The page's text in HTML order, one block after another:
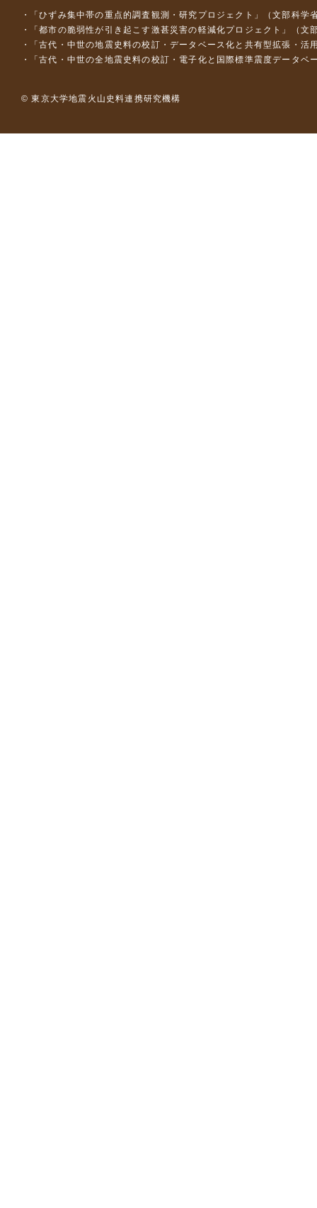
「ひずみ集中帯の重点的調査観測・研究プロジェクト」（文部科
「都市の脆弱性が引き起こす激甚災害の軽減化プロジェクト」（
「古代・中世の地震史料の校訂・データベース化と共有型拡張・
「古代・中世の全地震史料の校訂・電子化と国際標準震度データ
© 東京大学地震火山史料連携研究機構